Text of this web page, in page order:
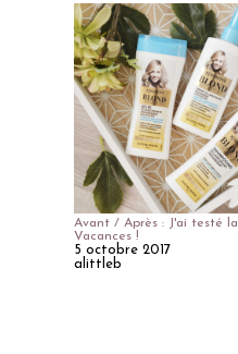
Avant / Après : J'ai testé
Vacances !
5 octobre 2017
alittleb